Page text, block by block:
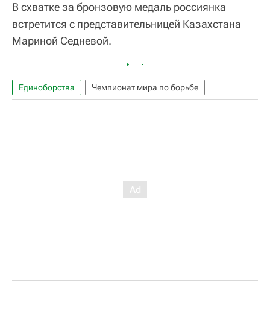
В схватке за бронзовую медаль россиянка
встретится с представительницей Казахстана
Мариной Седневой.
Единоборства Чемпионат мира по борьбе